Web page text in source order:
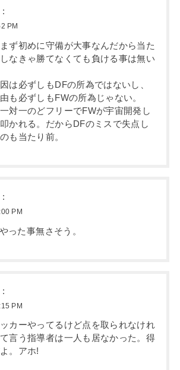
:
PM
ず初めに守備が大事なんだから当た
なきゃ勝てなくても負ける事は無い
は必ずしもDFの所為ではないし、
も必ずしもFWの所為じゃない。
対一のどフリーでFWが宇宙開発し
かれる。だからDFのミスで失点し
も当たり前。
:
PM
った事無さそう。
:
PM
カーやってるけど点を取られなけれ
言う指導者は一人も居なかった。得
。アホ!